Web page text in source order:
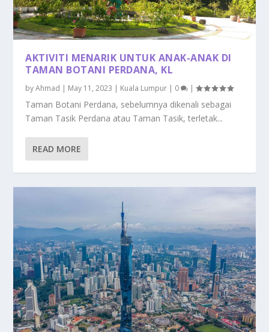
AKTIVITI MENARIK UNTUK ANAK-ANAK DI
TAMAN BOTANI PERDANA, KL
byAhmad | May 11, 2023 | Kuala Lumpur | 0 |
Taman Botani Perdana, sebelumnya dikenali sebagai
Taman Tasik Perdana atau Taman Tasik, terletak...
READ MORE